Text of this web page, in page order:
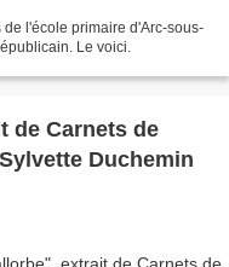
l'école primaire d'Arc-sous-
Le voici.
de Carnets de
Duchemin